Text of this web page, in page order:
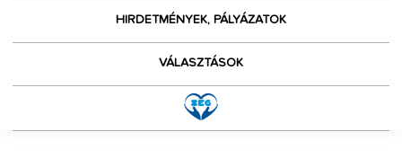
HIRDETMÉNYEK, PÁLYÁZATOK
VÁLASZTÁSOK